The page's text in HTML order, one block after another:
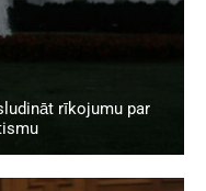
rīkojumu par